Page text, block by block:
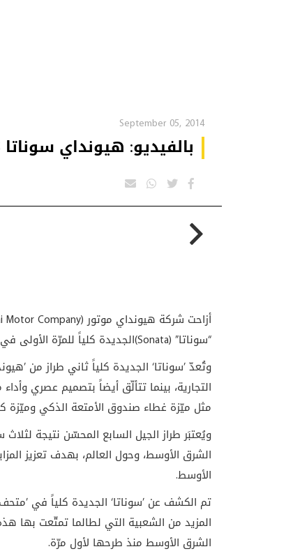
September 05, 2014
بالفيديو: هيونداي سوناتا 2015.. الآن في الشرق الأوسط
أزاحت شركة هيونداي موتورMotor Company)
“سوناتا” (Sonata)الجديدة كلياً للمرّة
التجارية، بينما تتألّق أيضاً بتصميم عصري
مثل ميّزة غطاء صندوق الأمتعة الذكي وميّزة
ويُعتبَر طراز الجيل السابع المحسّن نتيجة
الشرق الأوسط، وحول العالم، بهدف تعزيز
الأوسط.
تم الكشف عن ’سوناتا‘ الجديدة كلياً في
المزيد من الشعبية التي لطالما تمتّعت بها
الشرق الأوسط منذ طرحها لأول مرّة.